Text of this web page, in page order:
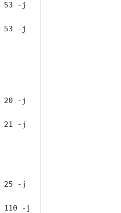
53 -j
53 -j
20 -j
21 -j
25 -j
-j